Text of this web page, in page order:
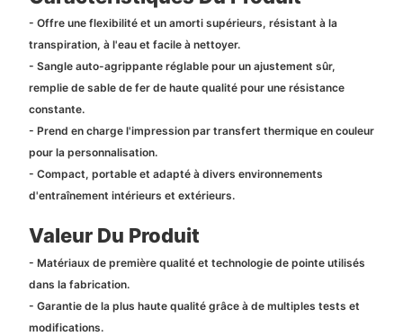
- Offre une flexibilité et un amorti supérieurs, résistant à la
transpiration, à l'eau et facile à nettoyer.
- Sangle auto-agrippante réglable pour un ajustement sûr,
remplie de sable de fer de haute qualité pour une résistance
constante.
- Prend en charge l'impression par transfert thermique en couleur
pour la personnalisation.
- Compact, portable et adapté à divers environnements
d'entraînement intérieurs et extérieurs.
Valeur Du Produit
- Matériaux de première qualité et technologie de pointe utilisés
dans la fabrication.
- Garantie de la plus haute qualité grâce à de multiples tests et
modifications.